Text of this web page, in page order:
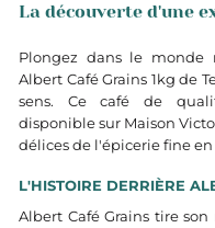
La découverte d'une
Plongez dans le monde
Albert Café Grains 1kg de
sens. Ce café de
disponible sur Maison
délices de l'épicerie fine
L'HISTOIRE DERRIÈRE
Albert Café Grains tire